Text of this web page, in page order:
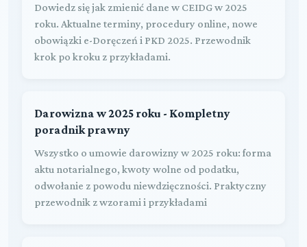
Dowiedz się jak zmienić dane w CEIDG w 2025
roku. Aktualne terminy, procedury online, nowe
obowiązki e-Doręczeń i PKD 2025. Przewodnik
krok po kroku z przykładami.
Darowizna w 2025 roku - Kompletny
poradnik prawny
Wszystko o umowie darowizny w 2025 roku: forma
aktu notarialnego, kwoty wolne od podatku,
odwołanie z powodu niewdzięczności. Praktyczny
przewodnik z wzorami i przykładami